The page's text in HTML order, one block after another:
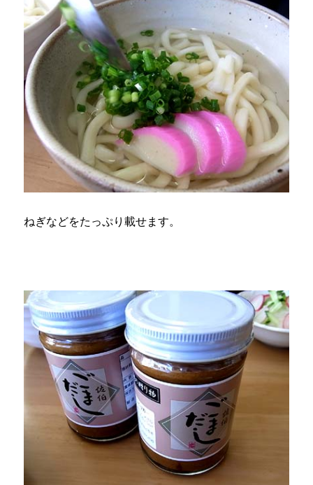
ねぎなどをたっぷり載せます。